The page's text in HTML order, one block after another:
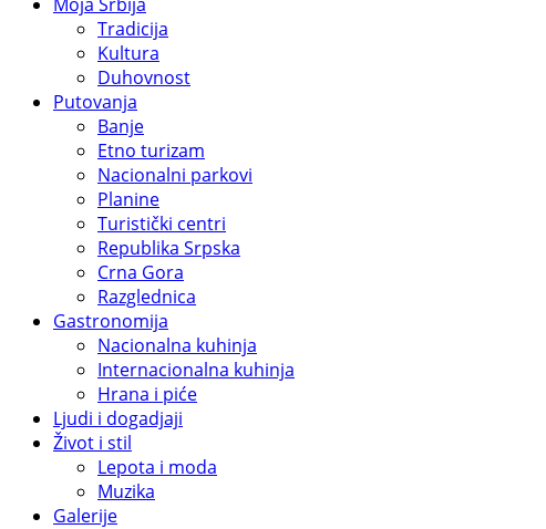
Tradicija
Kultura
Duhovnost
Putovanja
Banje
Etno turizam
Nacionalni parkovi
Planine
Turistički centri
Republika Srpska
Crna Gora
Razglednica
Gastronomija
Nacionalna kuhinja
Internacionalna kuhinja
Hrana i piće
Ljudi i dogadjaji
Život i stil
Lepota i moda
Muzika
Galerije